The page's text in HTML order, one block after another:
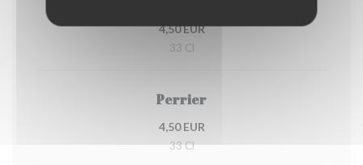
4,50 EUR
33 Cl
Perrier
4,50 EUR
33 Cl